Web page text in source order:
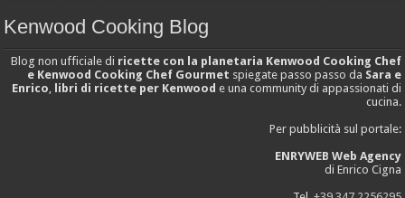
Kenwood Cooking Blog
Blog non ufficiale di ricette con la planetaria Kenwood Cooking Chef
e Kenwood Cooking Chef Gourmet spiegate passo passo da Sara e
Enrico, libri di ricette per Kenwood e una community di appassionati di
cucina.
Per pubblicità sul portale:
ENRYWEB Web Agency
di Enrico Cigna